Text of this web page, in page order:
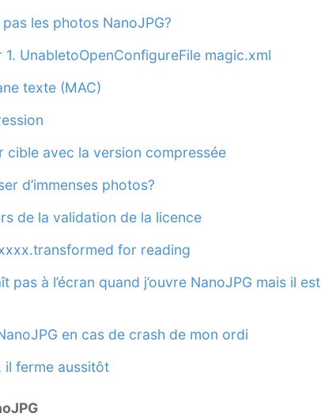
les photos NanoJPG?
UnabletoOpenConfigureFile magic.xml
texte (MAC)
cible avec la version compressée
d’immenses photos?
de la validation de la licence
for reading
pas à l’écran quand j’ouvre NanoJPG mais il est
en cas de crash de mon ordi
il ferme aussitôt